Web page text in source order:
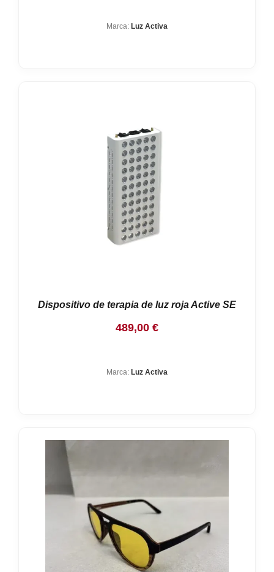
Marca: Luz Activa
Dispositivo de terapia de luz roja Active SE
489,00 €
Marca: Luz Activa